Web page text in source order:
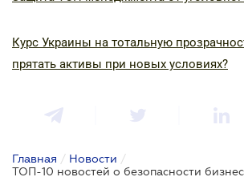
Курс Украины на тотальную
прятать активы при новых условиях?
Главная / Новости /
ТОП-10 новостей о безопасности